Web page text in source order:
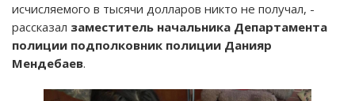
исчисляемого в тысячи долларов никто не получал, -
рассказал заместитель начальника Департамента
полиции подполковник полиции Данияр
Мендебаев.